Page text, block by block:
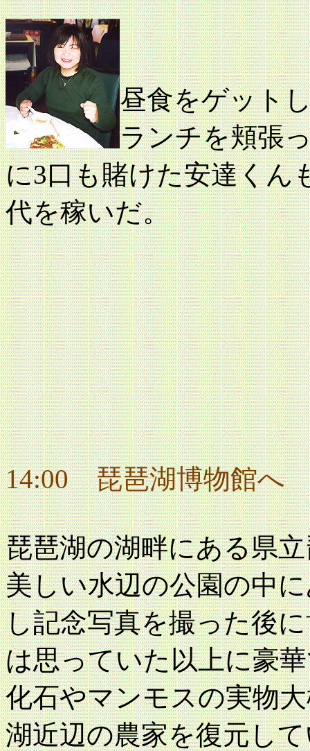
昼食をゲット
ランチを頬張
に3口も賭けた安達くん
代を稼いだ。
14:00 琵琶湖博物館へ
琵琶湖の湖畔にある県
美しい水辺の公園の中
し記念写真を撮った後
は思っていた以上に豪
化石やマンモスの実物
湖近辺の農家を復元し